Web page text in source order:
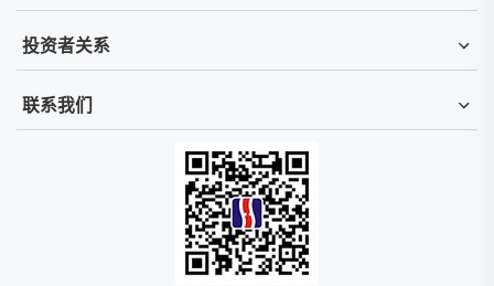
投资者关系
联系我们